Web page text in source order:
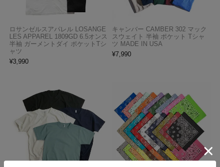
ロサンゼルスアパレル LOSANGE
LES APPAREL 1809GD 6.5オンス
半袖 ガーメントダイ ポケットTシ
ャツ
¥3,990
キャンバー CAMBER 302 マック
スウェイト 半袖 ポケット Tシャ
ツ MADE IN USA
¥7,990